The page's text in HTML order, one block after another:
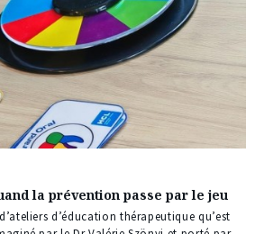
la prévention passe par le jeu
d’éducation thérapeutique qu’est